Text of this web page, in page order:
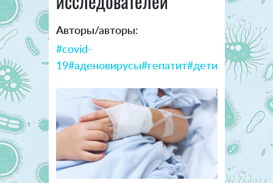
Авторы/авторы:
#covid-
19#аденовирусы#гепатит#дети